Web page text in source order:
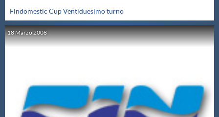
Findomestic Cup Ventiduesimo turno
18Marzo2008